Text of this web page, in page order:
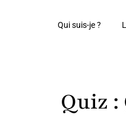
Qui suis-je ?
Quiz